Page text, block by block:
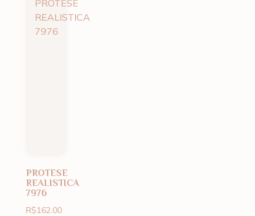
PROTESE
REALISTICA
7976
R$162.00